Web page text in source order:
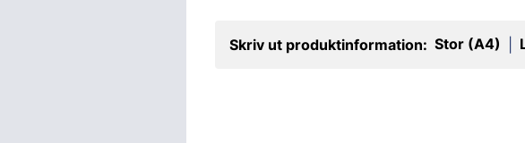
Skriv ut produktinformation: Stor (A4)